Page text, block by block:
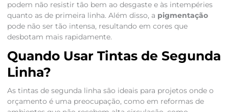
podem não resistir tão bem ao desgaste e às intempéries
quanto as de primeira linha. Além disso, a pigmentação
pode não ser tão intensa, resultando em cores que
desbotam mais rapidamente.
Quando Usar Tintas de Segunda
Linha?
As tintas de segunda linha são ideais para projetos onde o
orçamento é uma preocupação, como em reformas de